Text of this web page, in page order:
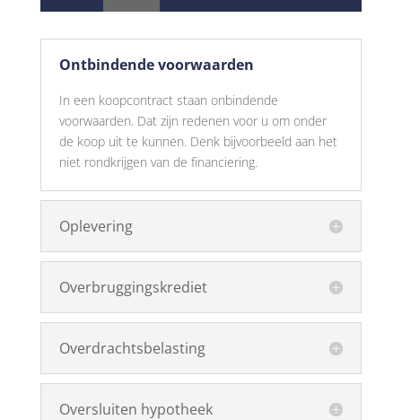
Ontbindende voorwaarden
In een koopcontract staan onbindende
voorwaarden. Dat zijn redenen voor u om onder
de koop uit te kunnen. Denk bijvoorbeeld aan het
niet rondkrijgen van de financiering.
Oplevering
Overbruggingskrediet
Overdrachtsbelasting
Oversluiten hypotheek